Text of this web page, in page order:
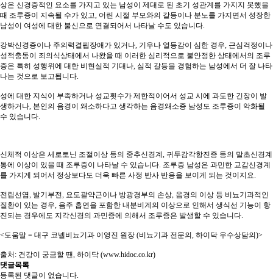
상은 신경증적인 요소를 가지고 있는 남성이 제대로 된 초기 성관계를 가지지 못했을
때 조루증이 지속될 수가 있고, 어린 시절 부모와의 갈등이나 분노를 가지면서 성장한
남성이 여성에 대한 불신으로 연결되어서 나타날 수도 있습니다.
강박신경증이나 주의력결핍장애가 있거나, 기우나 열등감이 심한 경우, 근심걱정이나
성적충동이 죄의식상태에서 나왔을 때 이러한 심리적으로 불안정한 상태에서의 조루
증은 특히 성행위에 대한 비현실적 기대나, 심적 갈등을 경험하는 남성에서 더 잘 나타
나는 것으로 보고됩니다.
성에 대한 지식이 부족하거나 성교횟수가 제한적이어서 성교 시에 과도한 긴장이 발
생하거나, 본인의 음경이 왜소하다고 생각하는 음경왜소증 남성도 조루증이 악화될
수 있습니다.
신체적 이상은 세로토닌 조절이상 등의 중추신경계, 귀두감각항진증 등의 말초신경계
통에 이상이 있을 때 조루증이 나타날 수 있습니다. 조루증 남성은 과민한 교감신경계
를 가지게 되어서 정상보다도 더욱 빠른 사정 반사 반응을 보이게 되는 것이지요.
전립선염, 발기부전, 요도괄약근이나 방광경부의 손상, 음경의 이상 등 비뇨기과적인
질환이 있는 경우, 음주 흡연을 포함한 내분비계의 이상으로 인해서 생식선 기능이 항
진되는 경우에도 지각신경의 과민증에 의해서 조루증은 발생할 수 있습니다.
<도움말 = 대구 코넬비뇨기과 이영진 원장 (비뇨기과 전문의, 하이닥 우수상담의)>
출처: 건강이 궁금할 땐, 하이닥 (www.hidoc.co.kr)
댓글목록
등록된 댓글이 없습니다.